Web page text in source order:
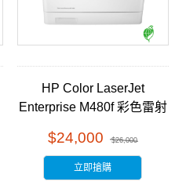
HP Color LaserJet
Enterprise M480f 彩色雷射
$24,000 $26,000
立即搶購